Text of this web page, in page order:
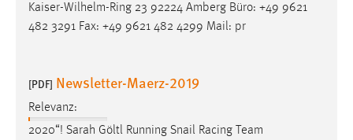
Kaiser-Wilhelm-Ring 23 92224 Amberg Büro: +49 9621
482 3291 Fax: +49 9621 482 4299 Mail: pr
[PDF] Newsletter-Maerz-2019
Relevanz:
2020“! Sarah Göltl Running Snail Racing Team